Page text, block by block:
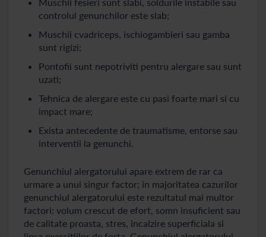
controlul genunchilor este slab;
Muschii cvadriceps, ischiogambieri sau gamba
sunt rigizi;
Pontofii sunt nepotriviti pentru alergare sau sunt
uzati;
Tehnica de alergare este cu pasi foarte mari si cu
impact mare;
Exista antecedente de traumatisme, entorse sau
interventii la genunchi.
Genunchiul alergatorului apare extrem de rar ca
urmare a unui singur factor; in majoritatea cazurilor
genunchiul alergatorului este rezultatul mai multor
factori: volum crescut de efort, somn insuficient sau
de calitate proasta, stres, incalzire superficiala si